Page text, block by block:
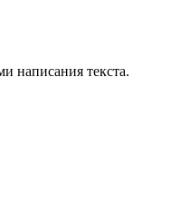
написания текста.